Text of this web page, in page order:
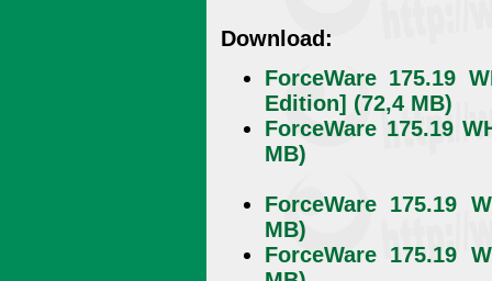
Download:
ForceWare 175.19
Edition] (72,4 MB)
ForceWare 175.19
MB)
ForceWare 175.19
MB)
ForceWare 175.19